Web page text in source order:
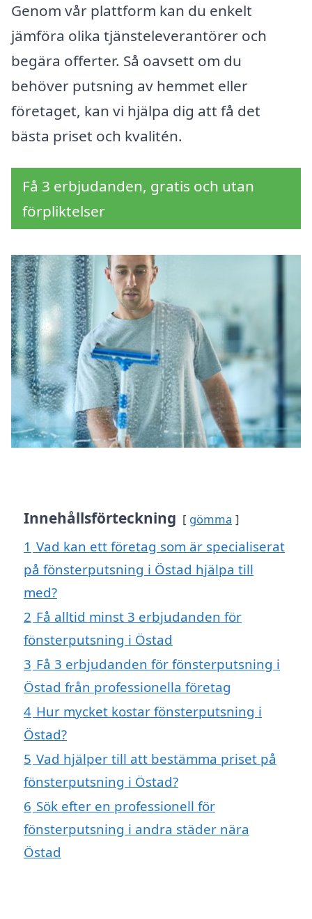
Genom vår plattform kan du enkelt
jämföra olika tjänsteleverantörer och
begära offerter. Så oavsett om du
behöver putsning av hemmet eller
företaget, kan vi hjälpa dig att få det
bästa priset och kvalitén.
Få 3 erbjudanden, gratis och utan
förpliktelser
Innehållsförteckning gömma
1 Vad kan ett företag som är specialiserat
på fönsterputsning i Östad hjälpa till
med?
2 Få alltid minst 3 erbjudanden för
fönsterputsning i Östad
3 Få 3 erbjudanden för fönsterputsning i
Östad från professionella företag
4 Hur mycket kostar fönsterputsning i
Östad?
5 Vad hjälper till att bestämma priset på
fönsterputsning i Östad?
6 Sök efter en professionell för
fönsterputsning i andra städer nära
Östad